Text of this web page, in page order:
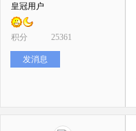
皇冠用户
积分 25361
发消息